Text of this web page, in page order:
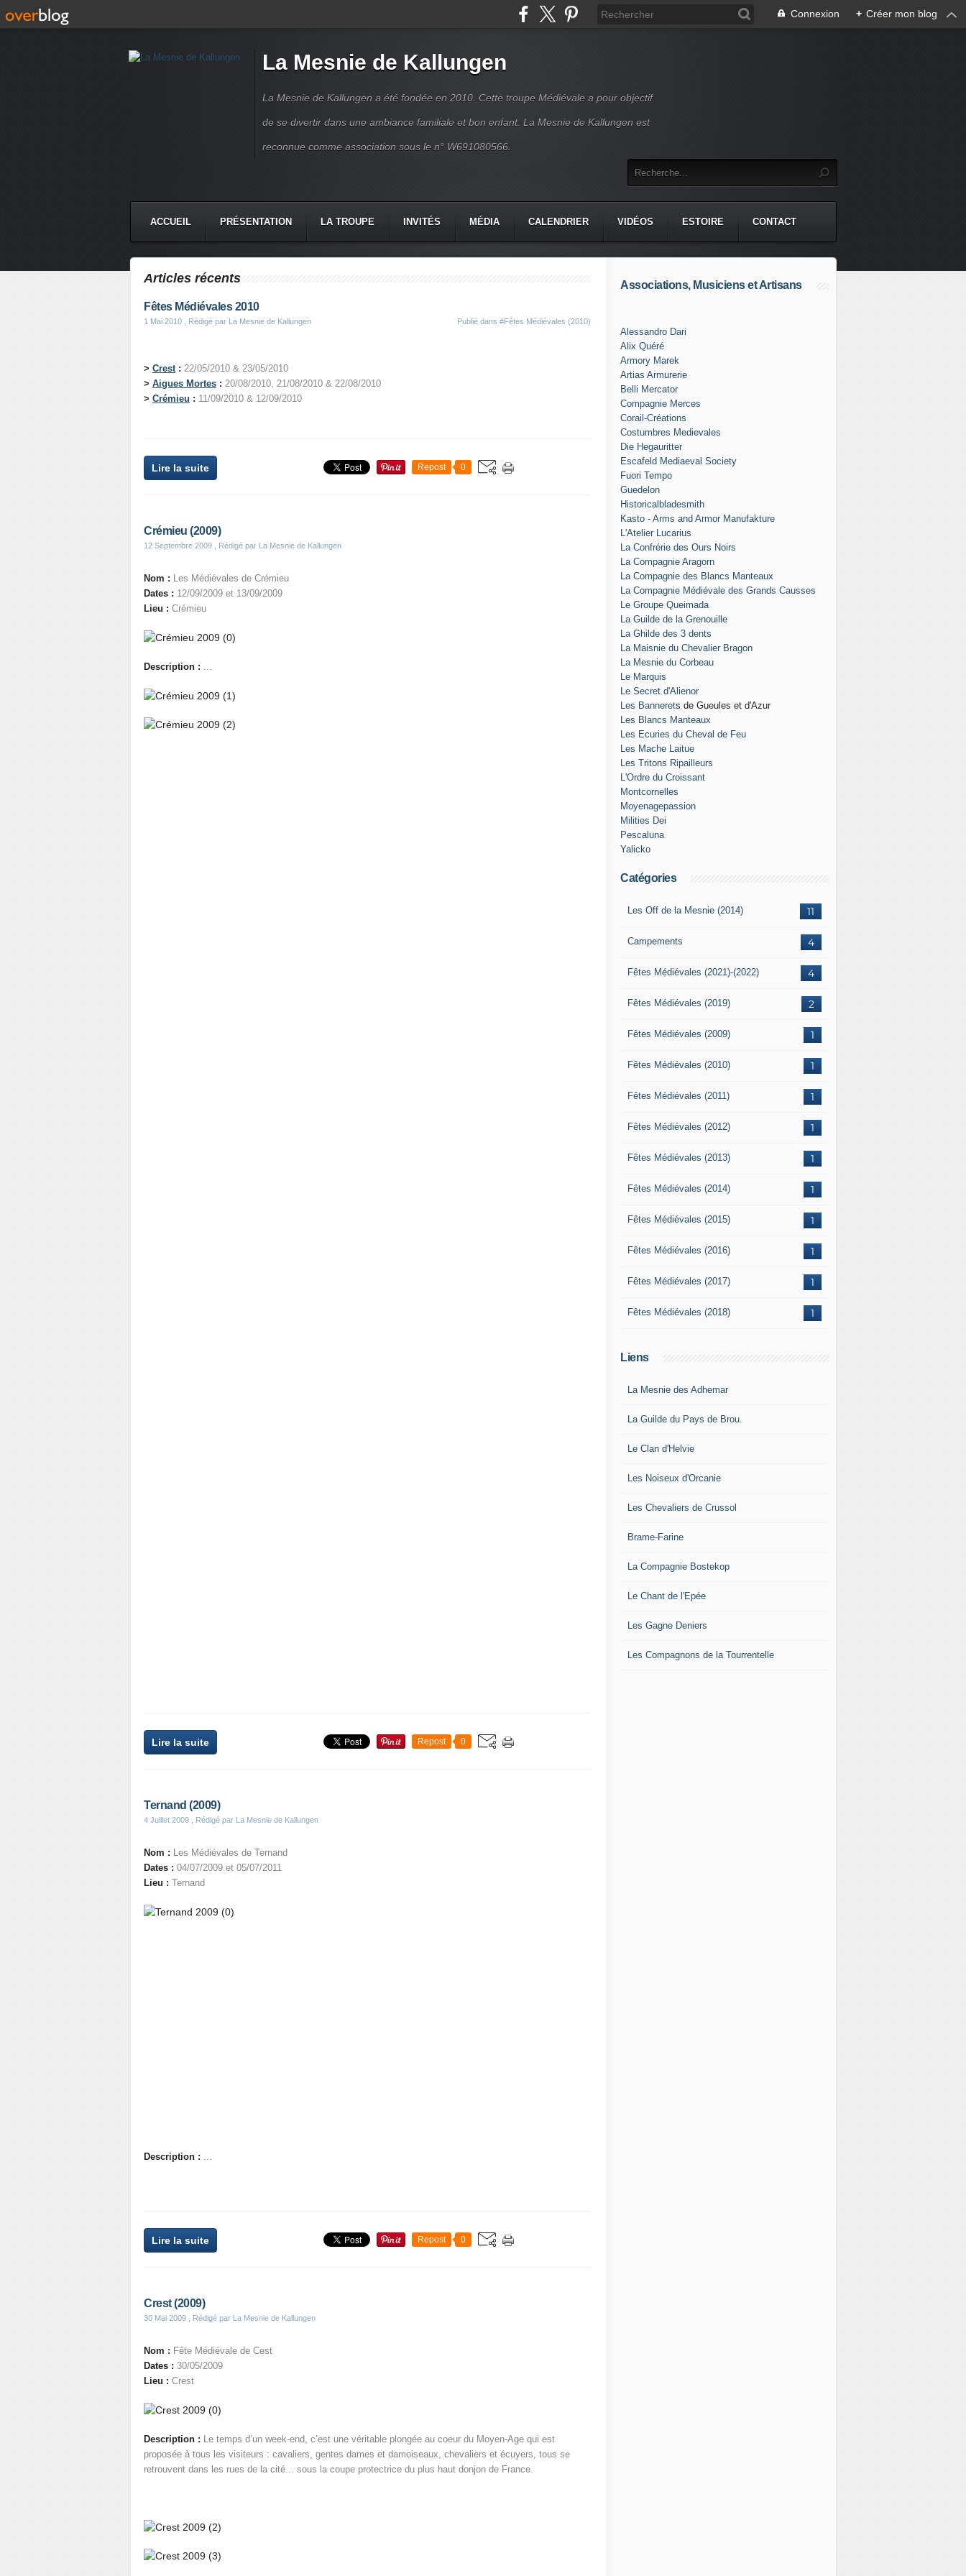
Connexion + Créer mon blog
La Mesnie de Kallungen
La Mesnie de Kallungen a été fondée en 2010. Cette troupe Médiévale a pour objectif
de se divertir dans une ambiance familiale et bon enfant. La Mesnie de Kallungen est
reconnue comme association sous le n° W691080566.
ACCUEIL PRÉSENTATION LA TROUPE INVITÉS MÉDIA CALENDRIER VIDÉOS ESTOIRE CONTACT
Articles récents
Fêtes Médiévales 2010
1 Mai 2010 , Rédigé par La Mesnie de Kallungen Publié dans #Fêtes Médiévales (2010)
> Crest: 22/05/2010 & 23/05/2010
> Aigues Mortes : 20/08/2010, 21/08/2010 & 22/08/2010
> Crémieu : 11/09/2010 & 12/09/2010
Lire la suite Repost 0
Crémieu (2009)
12 Septembre 2009 , Rédigé par La Mesnie de Kallungen
Nom : Les Médiévales de Crémieu
Dates : 12/09/2009 et 13/09/2009
Lieu : Crémieu
Description : ...
Lire la suite Repost 0
Ternand (2009)
4 Juillet 2009 , Rédigé par La Mesnie de Kallungen
Nom : Les Médiévales de Ternand
Dates : 04/07/2009 et 05/07/2011
Lieu : Ternand
Description : ...
Lire la suite Repost 0
Crest (2009)
30 Mai 2009 , Rédigé par La Mesnie de Kallungen
Nom : Fête Médiévale de Cest
Dates : 30/05/2009
Lieu : Crest
Description : Le temps d’un week-end, c’est une véritable plongée au coeur du Moyen-Age qui est
proposée à tous les visiteurs : cavaliers, gentes dames et damoiseaux, chevaliers et écuyers, tous se
retrouvent dans les rues de la cité... sous la coupe protectrice du plus haut donjon de France.
Associations, Musiciens et Artisans
Alessandro Dari
Alix Quéré
Armory Marek
Artias Armurerie
Belli Mercator
Compagnie Merces
Corail-Créations
Costumbres Medievales
Die Hegauritter
Escafeld Mediaeval Society
Fuori Tempo
Guedelon
Historicalbladesmith
Kasto - Arms and Armor Manufakture
L'Atelier Lucarius
La Confrérie des Ours Noirs
La Compagnie Aragorn
La Compagnie des Blancs Manteaux
La Compagnie Médiévale des Grands Causses
Le Groupe Queimada
La Guilde de la Grenouille
La Ghilde des 3 dents
La Maisnie du Chevalier Bragon
La Mesnie du Corbeau
Le Marquis
Le Secret d'Alienor
Les Bannerets de Gueules et d'Azur
Les Blancs Manteaux
Les Ecuries du Cheval de Feu
Les Mache Laitue
Les Tritons Ripailleurs
L'Ordre du Croissant
Montcornelles
Moyenagepassion
Milities Dei
Pescaluna
Yalicko
Catégories
11
Les Off de la Mesnie (2014)
4
Campements
4
Fêtes Médiévales (2021)-(2022)
2
Fêtes Médiévales (2019)
1
Fêtes Médiévales (2009)
1
Fêtes Médiévales (2010)
1
Fêtes Médiévales (2011)
1
Fêtes Médiévales (2012)
1
Fêtes Médiévales (2013)
1
Fêtes Médiévales (2014)
1
Fêtes Médiévales (2015)
1
Fêtes Médiévales (2016)
1
Fêtes Médiévales (2017)
1
Fêtes Médiévales (2018)
Liens
La Mesnie des Adhemar
La Guilde du Pays de Brou.
Le Clan d'Helvie
Les Noiseux d'Orcanie
Les Chevaliers de Crussol
Brame-Farine
La Compagnie Bostekop
Le Chant de l'Epée
Les Gagne Deniers
Les Compagnons de la Tourrentelle